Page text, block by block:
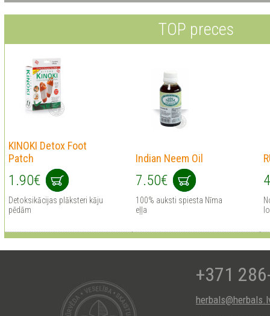
TOP preces
KINOKI Detox Foot
Patch
1.90€
Detoksikācijas plāksteri kāju
pēdām
Indian Neem Oil
7.50€
100% auksti spiesta Nīma
eļļa
+371